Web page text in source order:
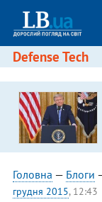
Defense Tech
Головна — Блоги
грудня 2015, 12:43